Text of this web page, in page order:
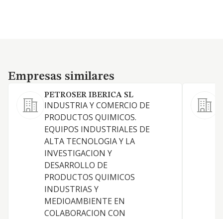
Empresas similares
Empresas similares
PETROSER IBERICA SL
INDUSTRIA Y COMERCIO DE
PRODUCTOS QUIMICOS.
EQUIPOS INDUSTRIALES DE
ALTA TECNOLOGIA Y LA
INVESTIGACION Y
DESARROLLO DE
PRODUCTOS QUIMICOS
INDUSTRIAS Y
MEDIOAMBIENTE EN
COLABORACION CON